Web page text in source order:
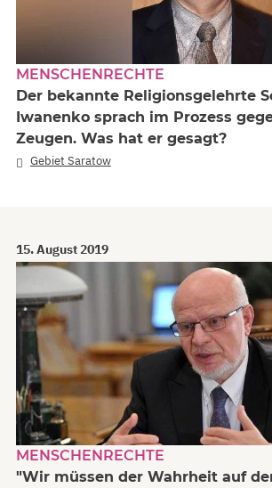
MENSCHENRECHTE
Der bekannte Religionsgelehrte
Iwanenko sprach im Prozess
Zeugen. Was hat er gesagt?
Gebiet Saratow
15. August 2019
MENSCHENRECHTE
"Wir müssen der Wahrheit auf